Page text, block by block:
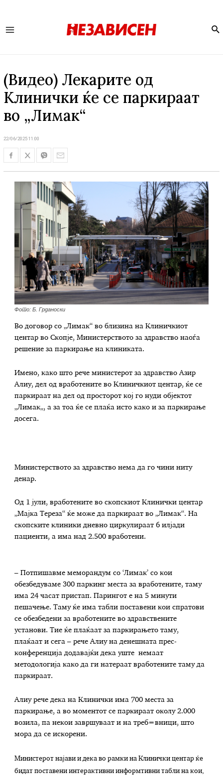
(Видео) Лекарите од
Клинички ќе се паркираат
во „Лимак“
22/06/2025 11:00
Фото: Б. Грданоски
Во договор со „Лимак“ во близина на Клиничкиот
центар во Скопје, Министерството за здравство наоѓа
решение за паркирање на клиниката.
Имено, како што рече министерот за здравство Азир
Алиу, дел од вработените во Клиничкиот центар, ќе се
паркираат на дел од просторот кој го нуди објектот
„Лимак„, а за тоа ќе се плаќа исто како и за паркирање
досега.
Министерството за здравство нема да го чини ниту
денар.
Од 1 јули, вработените во скопскиот Клинички центар
„Мајка Тереза“ ќе може да паркираат во „Лимак“. На
скопските клиники дневно циркулираат 6 илјади
пациенти, а има над 2.500 вработени.
– Потпишавме меморандум со ‘Лимак’ со кои
обезбедуваме 300 паркинг места за вработените, таму
има 24 часат пристап. Парингот е на 5 минути
пешачење. Таму ќе има табли поставени кои спратови
се обезбедени за вработените во здравствените
установи. Тие ќе плаќаат за паркирањето таму,
плаќаат и сега – рече Алиу на денешната прес-
конференција додавајќи дека уште немаат
методологија како да ги натераат вработените таму да
паркираат.
Алиу рече дека на Клинички има 700 места за
паркирање, а во моментот се паркираат околу 2.000
возила, па некои завршуваат и на треб=вници, што
мора да се искорени.
Министерот најави и дека во рамки на Клинички центар ќе
бидат поставени интерактивни информтивни табли на кои,